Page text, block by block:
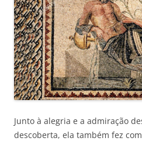
Junto à alegria e a admiração
descoberta, ela também fez